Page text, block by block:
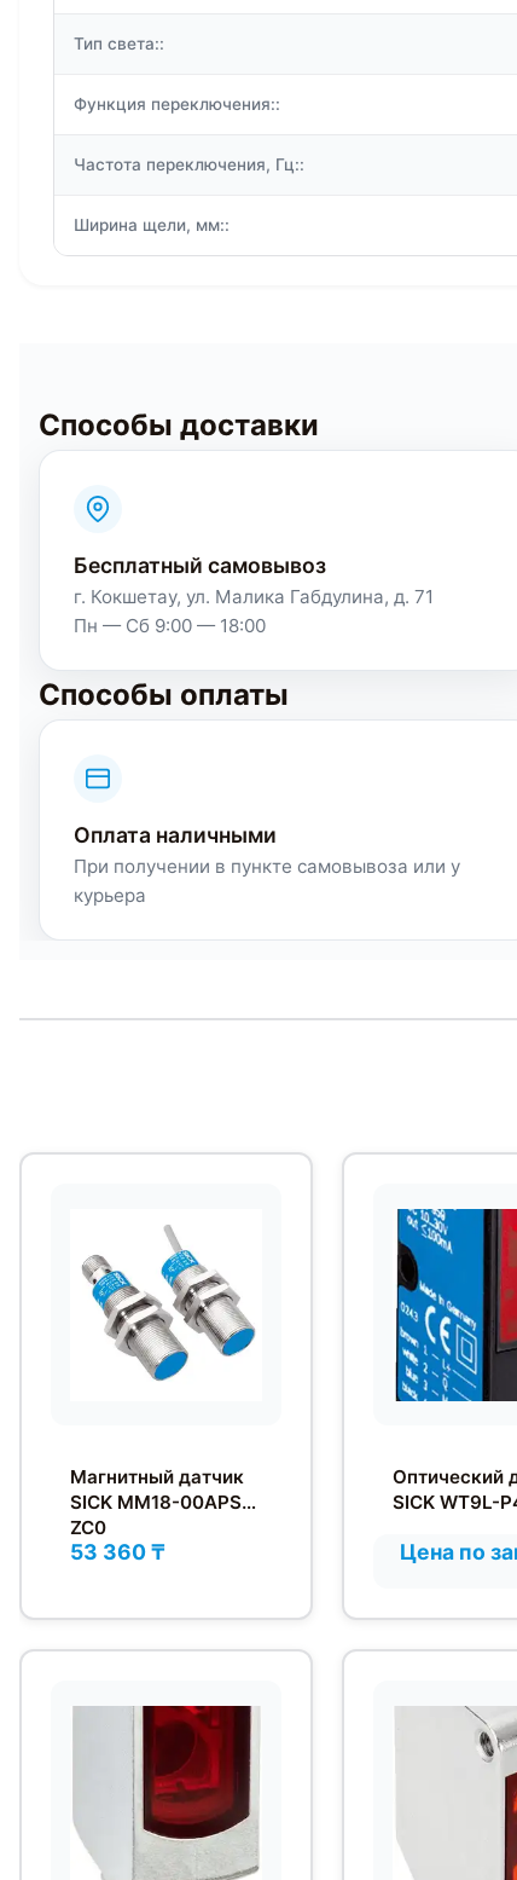
Тип света::
Функция переключения::
Частота переключения, Гц::
Ширина щели, мм::
Способы доставки
Бесплатный самовывоз
г. Кокшетау, ул. Малика Габдулина, д. 71
Пн — Сб 9:00 — 18:00
Способы оплаты
Оплата наличными
При получении в пункте самовывоза или у
курьера
Магнитный датчик
SICK MM18-00APS-
ZC0
53 360 ₸
Оптический
SICK WT9L-
Цена по